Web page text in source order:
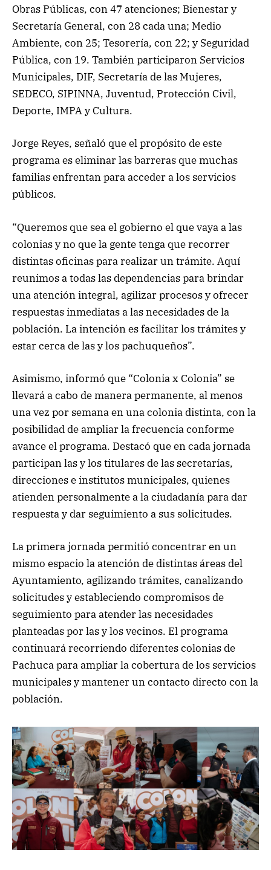
Obras Públicas, con 47 atenciones; Bienestar y
Secretaría General, con 28 cada una; Medio
Ambiente, con 25; Tesorería, con 22; y Seguridad
Pública, con 19. También participaron Servicios
Municipales, DIF, Secretaría de las Mujeres,
SEDECO, SIPINNA, Juventud, Protección Civil,
Deporte, IMPA y Cultura.
Jorge Reyes, señaló que el propósito de este
programa es eliminar las barreras que muchas
familias enfrentan para acceder a los servicios
públicos.
“Queremos que sea el gobierno el que vaya a las
colonias y no que la gente tenga que recorrer
distintas oficinas para realizar un trámite. Aquí
reunimos a todas las dependencias para brindar
una atención integral, agilizar procesos y ofrecer
respuestas inmediatas a las necesidades de la
población. La intención es facilitar los trámites y
estar cerca de las y los pachuqueños”.
Asimismo, informó que “Colonia x Colonia” se
llevará a cabo de manera permanente, al menos
una vez por semana en una colonia distinta, con la
posibilidad de ampliar la frecuencia conforme
avance el programa. Destacó que en cada jornada
participan las y los titulares de las secretarías,
direcciones e institutos municipales, quienes
atienden personalmente a la ciudadanía para dar
respuesta y dar seguimiento a sus solicitudes.
La primera jornada permitió concentrar en un
mismo espacio la atención de distintas áreas del
Ayuntamiento, agilizando trámites, canalizando
solicitudes y estableciendo compromisos de
seguimiento para atender las necesidades
planteadas por las y los vecinos. El programa
continuará recorriendo diferentes colonias de
Pachuca para ampliar la cobertura de los servicios
municipales y mantener un contacto directo con la
población.